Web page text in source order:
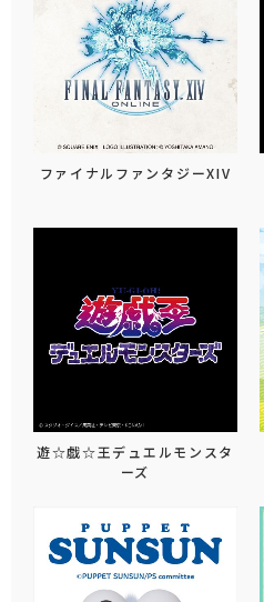
ファイナルファンタジーXIV
遊☆戯☆王デュエルモンスタ
ーズ